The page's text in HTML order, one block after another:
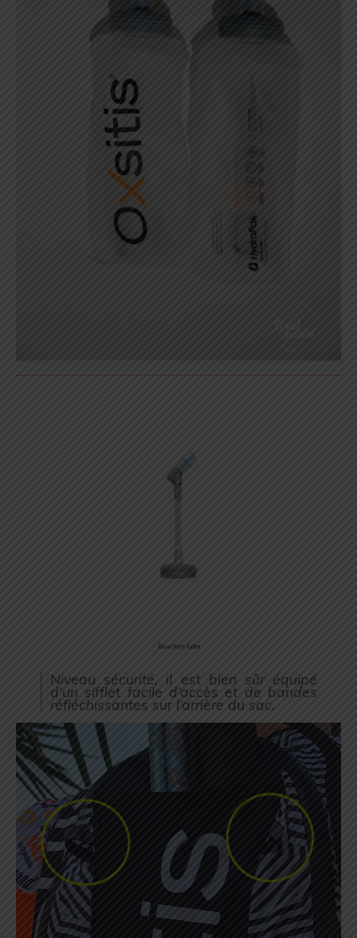
Bouchon tube
Niveau sécurité, il est bien sûr équipé
d’un sifflet facile d’accès et de bandes
réfléchissantes sur l’arrière du sac.